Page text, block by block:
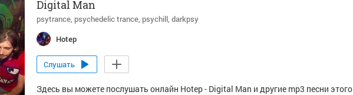
Digital Man
psytrance psychedelic trance psychill darkpsy
Hotep
Слушать
Здесь вы можете послушать онлайн Hotep - Digital Man и другие mp3 песни этого